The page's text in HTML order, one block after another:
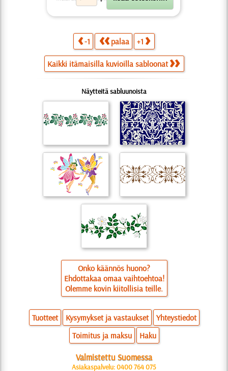
-1 palaa +1
Kaikki itämaisilla kuvioilla sabloonat
Näytteitä sabluunoista
Onko käännös huono?
Ehdottakaa omaa vaihtoehtoa!
Olemme kovin kiitollisia teille.
Tuotteet Kysymykset ja vastaukset
Yhteystiedot
Toimitus ja maksu
Haku
Valmistettu Suomessa
Asiakaspalvelu: 0400 764 075